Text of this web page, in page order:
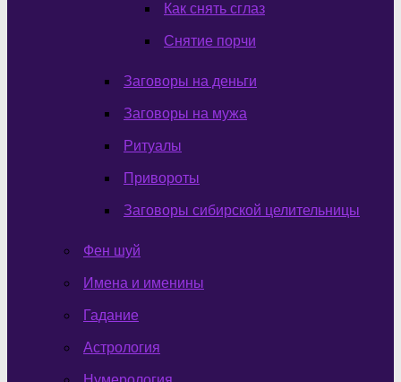
Как снять сглаз
Снятие порчи
Заговоры на деньги
Заговоры на мужа
Ритуалы
Привороты
Заговоры сибирской целительницы
Фен шуй
Имена и именины
Гадание
Астрология